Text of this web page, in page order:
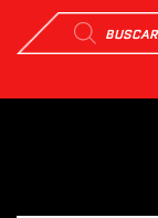
Búsqueda
de
productos